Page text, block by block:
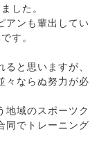
した。
アンも輩出してい
す。
と思いますが、
々ならぬ努力が必
地域のスポーツク
同でトレーニング